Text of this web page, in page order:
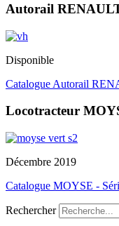
Autorail
Disponible
Catalogue Autorail
Locotracteur
Décembre 2019
Catalogue MOYSE -
Rechercher